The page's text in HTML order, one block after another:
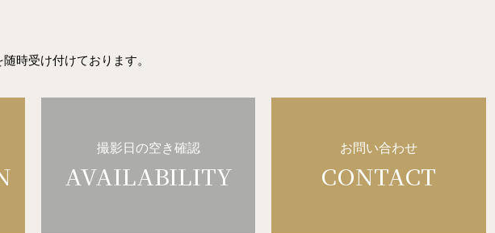
時受け付けております。
撮影日の空き確認
AVAILABILITY
お問い合わせ
CONTACT